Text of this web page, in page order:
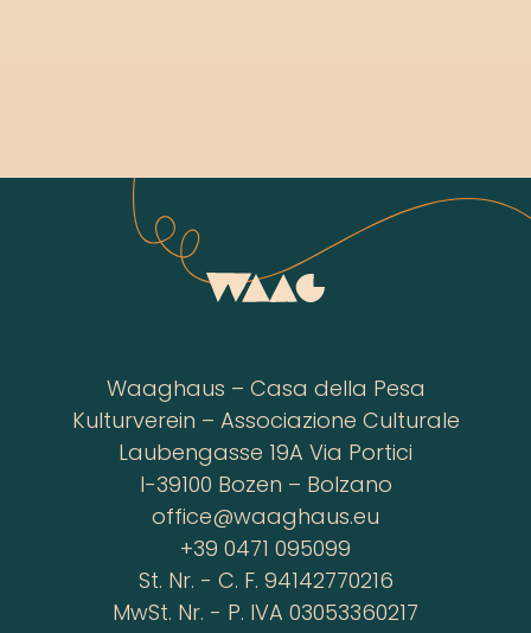
Waaghaus – Casa della Pesa
Kulturverein – Associazione Culturale
Laubengasse 19A Via Portici
I-39100 Bozen – Bolzano
office@waaghaus.eu
+39 0471 095099
St. Nr. - C. F. 94142770216
MwSt. Nr. - P. IVA 03053360217